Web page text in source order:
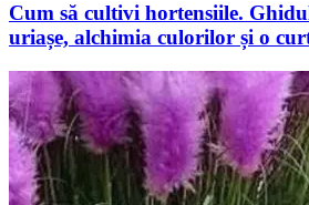
Cum să cultivi hortensiile.
uriașe, alchimia culorilor și o